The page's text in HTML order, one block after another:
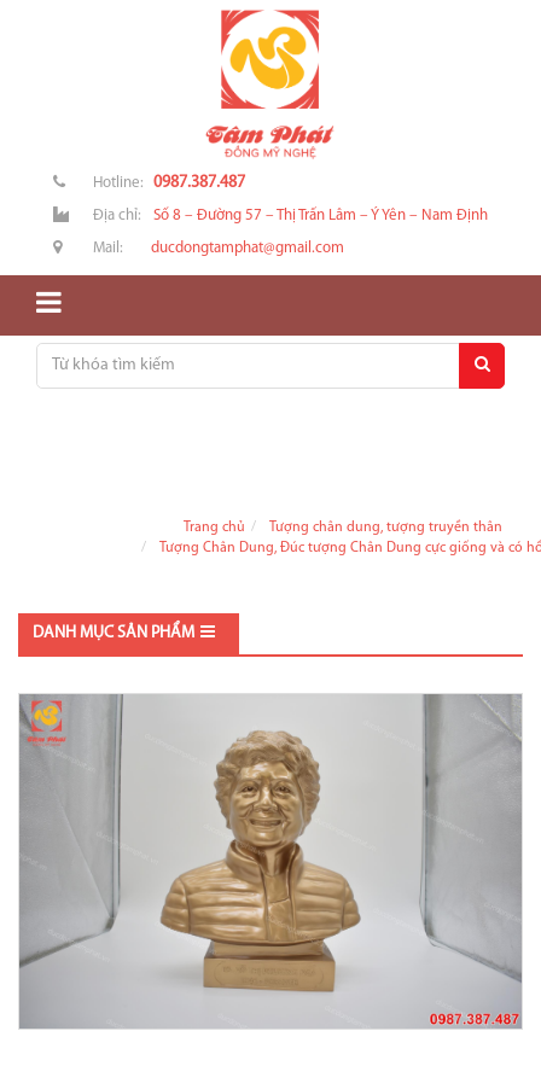
Hotline: 0987.387.487
Địa chỉ: Số 8 – Đường 57 – Thị Trấn Lâm – Ý Yên – Nam Định
Mail: ducdongtamphat@gmail.com
Trang chủ
Tượng chân dung, tượng truyền thân
Tượng Chân Dung, Đúc tượng Chân Dung cực giống và có
DANH MỤC SẢN PHẨM